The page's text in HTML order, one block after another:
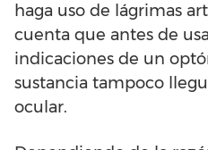
haga uso de lágrimas
cuenta que antes de
indicaciones de un
sustancia tampoco
ocular.